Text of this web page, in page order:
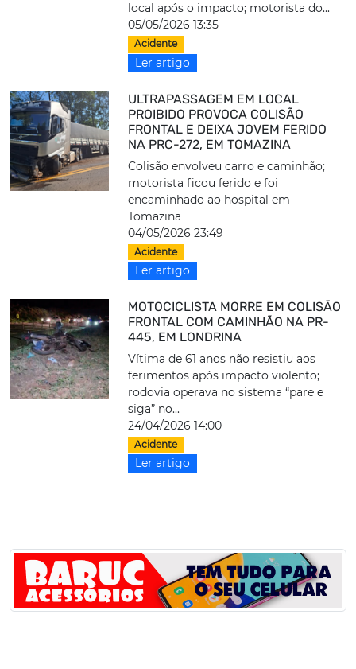
local após o impacto; motorista do...
05/05/2026 13:35
Acidente
Ler artigo
ULTRAPASSAGEM EM LOCAL
PROIBIDO PROVOCA COLISÃO
FRONTAL E DEIXA JOVEM FERIDO
NA PRC-272, EM TOMAZINA
Colisão envolveu carro e caminhão;
motorista ficou ferido e foi
encaminhado ao hospital em
Tomazina
04/05/2026 23:49
Acidente
Ler artigo
MOTOCICLISTA MORRE EM COLISÃO
FRONTAL COM CAMINHÃO NA PR-
445, EM LONDRINA
Vítima de 61 anos não resistiu aos
ferimentos após impacto violento;
rodovia operava no sistema “pare e
siga” no...
24/04/2026 14:00
Acidente
Ler artigo